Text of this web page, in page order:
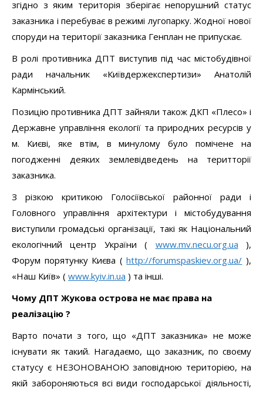
заказника.
З різкою критикою Голосіївської районної ради і
Головного управління архітектури і містобудування
виступили громадські організації, такі як Національний
екологічний центр України (www.mv.necu.org.ua),
Форум порятунку Києва (
«Наш Київ» (
www.kyiv.in.ua
) та інші.
Чому ДПТ Жукова острова не має права на
реалізацію?
Варто почати з того, що «ДПТ заказника» не може
існувати як такий. Нагадаємо, що заказник, по своєму
статусу є НЕЗОНОВАНОЮ заповідною територією, на
якій забороняються всі види господарської діяльності,
що призводять до знищення, спотворення чи
перетворення його первинного природного вигляду і
інша господарська діяльність, про що детально
розписано в положенні про заказник. Жодні
землевідведення, реконструкції ландшафту,
будівництва і зонування в жодному українському
київським архітекторам, як вам відомо – закон не
писаний. Проте розробники проекту не розуміють, що
зонувати заказник просто не можна. Численні розмови
фахівців-екологів із розробниками так і не принесли